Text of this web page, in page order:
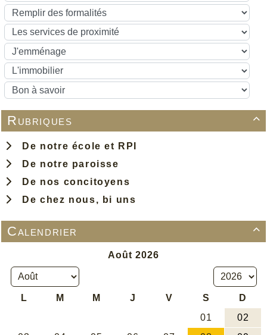

Rubriques
De notre école et RPI
De notre paroisse
De nos concitoyens
De chez nous, bi uns

Calendrier